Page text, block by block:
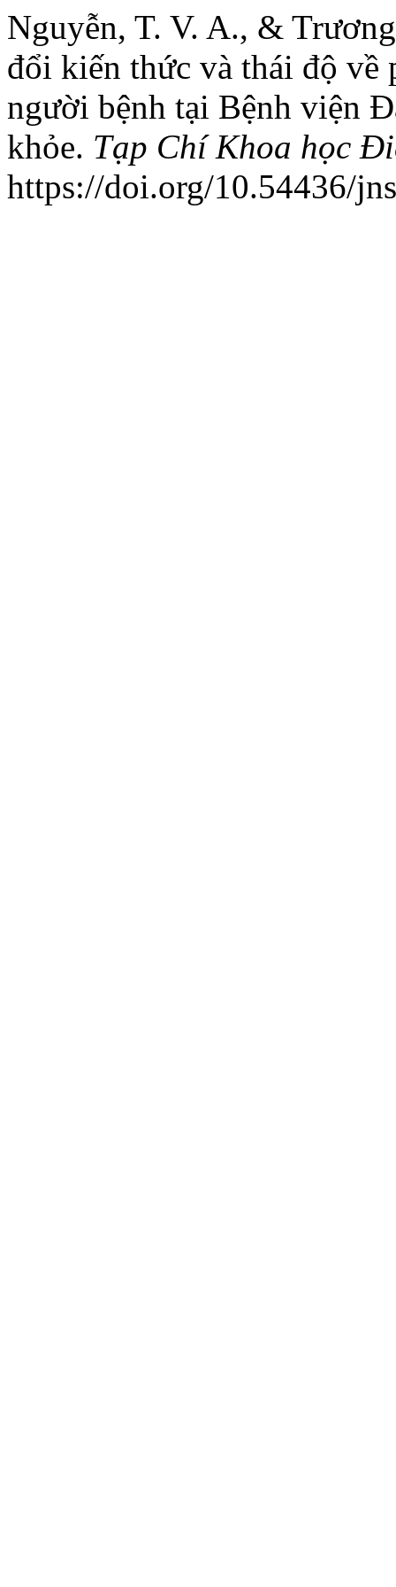
Nguyễn, T. V. A., &
đổi kiến thức và thái độ về
người bệnh tại Bệnh viện
khỏe. Tạp Chí Khoa học
https://doi.org/10.54436/